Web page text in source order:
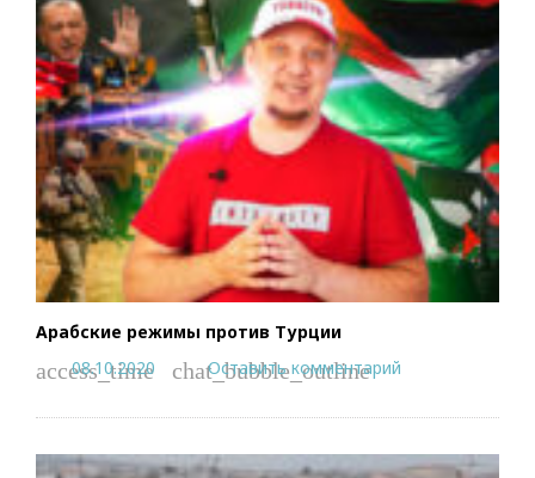
Арабские режимы против Турции
access_time
08.10.2020 chat_bubble_outline
Оставить комментарий